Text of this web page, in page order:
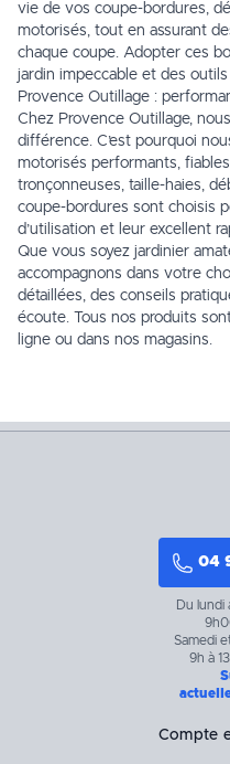
vie de vos coupe-bordures,
motorisés, tout en assurant
chaque coupe. Adopter ces
jardin impeccable et des
Provence Outillage :
Chez Provence Outillage,
différence. C’est pourquoi
motorisés performants,
tronçonneuses, taille-haies,
coupe-bordures sont choisis
d’utilisation et leur excellent
Que vous soyez jardinier
accompagnons dans votre
détaillées, des conseils
écoute. Tous nos produits
ligne ou dans nos magasins.
04
Du lundi
Samedi
9h à
Compte